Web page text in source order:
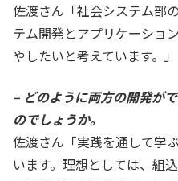
佐渡さん「社会システム部
テム開発とアプリケーショ
やしたいと考えています。」
– どのように両方の開発が
のでしょうか。
佐渡さん「実践を通して学
います。理想としては、組